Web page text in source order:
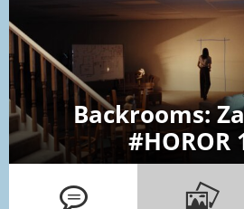
Backrooms:
#HOROR